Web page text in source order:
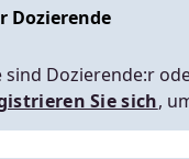
Dozierende
sind Dozierende:r
Sie sich,